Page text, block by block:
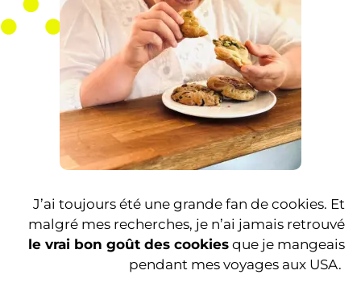
J’ai toujours été une grande fan de cookies. Et
malgré mes recherches, je n’ai jamais retrouvé
le vrai bon goût des cookies que je mangeais
pendant mes voyages aux USA.